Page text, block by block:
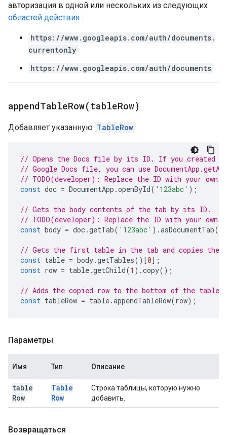
авторизация в одной или нескольких из следующих
областей действия :
https://www.googleapis.com/auth/documents.
currentonly
https://www.googleapis.com/auth/documents
appendTableRow(tableRow)
Добавляет указанную TableRow .
// Opens the Docs file by its ID. If you created
// Google Docs file, you can use
// TODO(developer): Replace the ID with your own.
const doc = DocumentApp .openById( '123abc' );
// Gets the body contents of the tab by its ID.
// TODO(developer): Replace the ID with your own.
const body = doc.getTab( '123abc' ).asDocumentTab().
// Gets the first table in the tab and copies the
const table = body.getTables()[0];
const row = table.getChild(1 ).copy();
// Adds the copied row to the bottom of the table.
const tableRow = table.appendTableRow(row);
Параметры
Имя Тип Описание
table
Row
Table
Row
Строка таблицы, которую нужно
добавить.
Возвращаться